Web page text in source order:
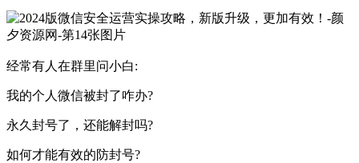
经常有人在群里问小白:
我的个人微信被封了咋办?
永久封号了，还能解封吗?
如何才能有效的防封号?